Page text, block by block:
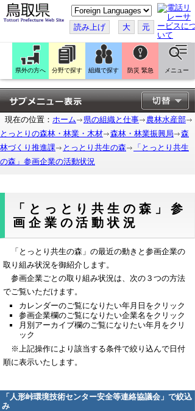
こ
の
ペ
ー
ジ
翻
訳
す
る
読み上げ 大 元
県外の方へ 分野で探す 組織で探す 防災 緊急 メニュー
現在の位置： ホーム 県の組織と仕事
農林水産部
とっとりの森林・林業・木材
森林・林業振興局
森
林づくり推進課
とっとり共生の森
「とっとり共生
の森」参画企業の活動状況
「とっとり共生の森」参
画企業の活動状況
「とっとり共生の森」の最近の動きと参画企業の
取り組み状況を御紹介します。
参画企業ごとの取り組み状況は、次の３つの方法
でご覧いただけます。
カレンダーのご覧になりたい年月日をクリック
参画企業欄のご覧になりたい企業名をクリック
月別アーカイブ欄のご覧になりたい年月をクリ
ック
※上記操作により該当する条件で絞り込んで日付
順に表示いたします。
「 人形峠環境技術センター安全等連絡協議会 」で絞込
み